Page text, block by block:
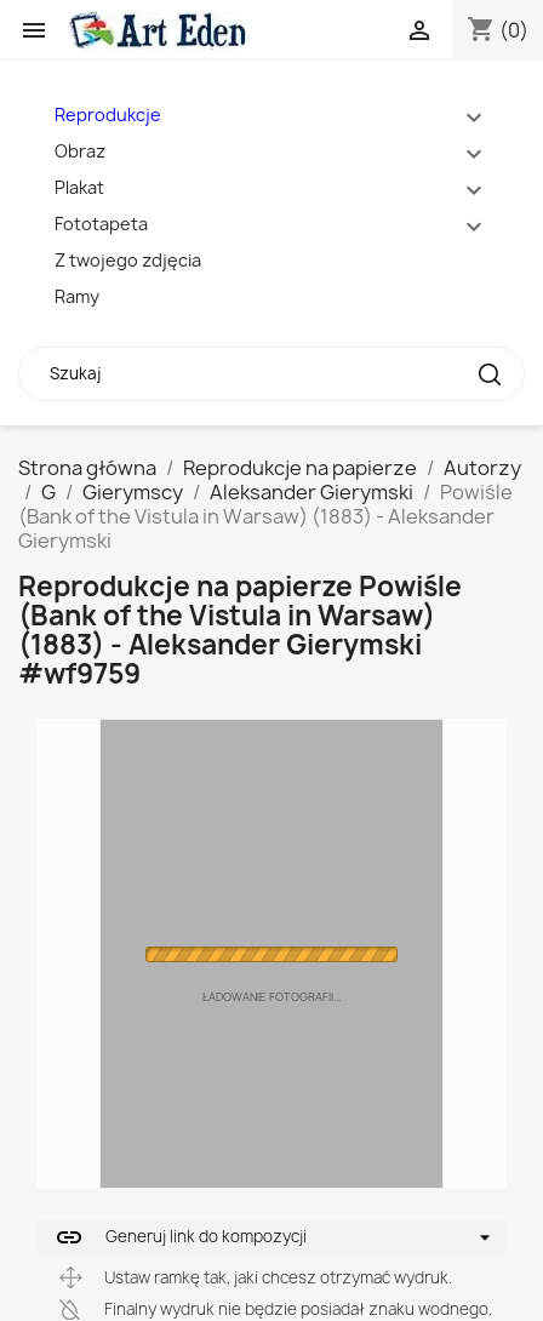
 shopping_cart (0)

expand_more
Reprodukcje
expand_more
Obraz
expand_more
Plakat
expand_more
Fototapeta
Z twojego zdjęcia
Ramy
Strona główna Reprodukcje na papierze
Autorzy
G
Gierymscy Aleksander Gierymski
Powiśle
(Bank of the Vistula in Warsaw) (1883) - Aleksander
Gierymski
Reprodukcje na papierze Powiśle
(Bank of the Vistula in Warsaw)
(1883) - Aleksander Gierymski
#wf9759
ŁADOWANIE FOTOGRAFII...
link
Generuj link do kompozycji
Ustaw ramkę tak, jaki chcesz otrzymać wydruk.
Finalny wydruk nie będzie posiadał znaku wodnego.